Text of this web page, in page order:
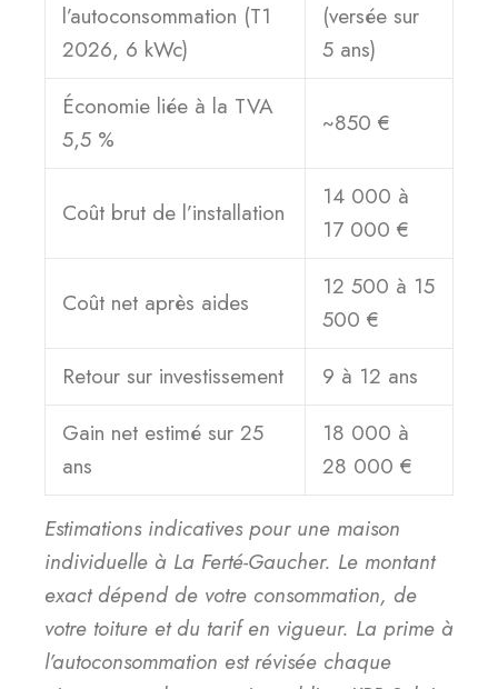
l’autoconsommation (T1
2026, 6 kWc)
(versée sur
5 ans)
Économie liée à la TVA
5,5 %
~850 €
Coût brut de l’installation
14 000 à
17 000 €
Coût net après aides
12 500 à 15
500 €
Retour sur investissement
9 à 12 ans
Gain net estimé sur 25
ans
18 000 à
28 000 €
Estimations indicatives pour une maison
individuelle à La Ferté-Gaucher. Le montant
exact dépend de votre consommation, de
votre toiture et du tarif en vigueur. La prime à
l’autoconsommation est révisée chaque